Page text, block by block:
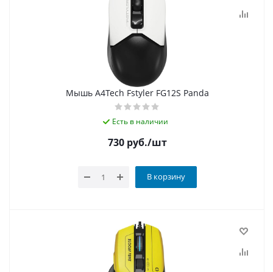
Мышь A4Tech Fstyler FG12S Panda
Есть в наличии
730руб./шт
В корзину